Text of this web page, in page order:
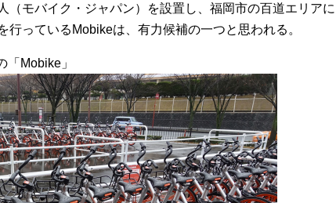
（モバイク・ジャパン）を設置し、福岡市の百道エリアに
っているMobikeは、有力候補の一つと思われる。
Mobike」